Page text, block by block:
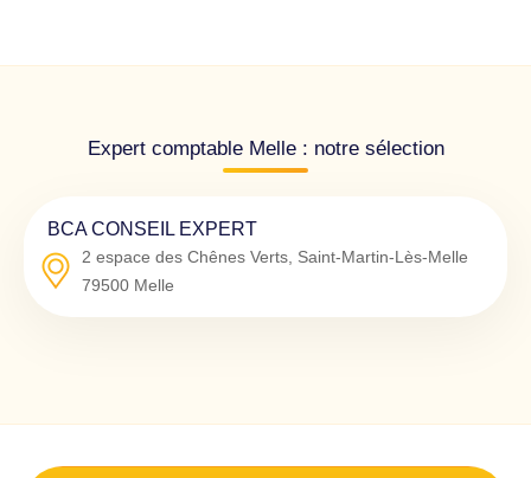
Expert comptable Melle : notre sélection
BCA CONSEIL EXPERT
2 espace des Chênes Verts, Saint-Martin-Lès-Melle
79500 Melle